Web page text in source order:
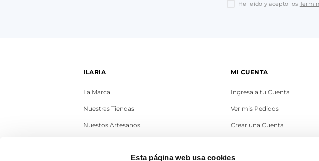
Esta página web usa cookies
He leído y acepto los
ILARIA
La Marca
Nuestras Tiendas
Nuestos Artesanos
Trabaja con nosotros
MI CUENTA
Ingresa a tu Cuenta
Ver mis Pedidos
Crear una Cuenta